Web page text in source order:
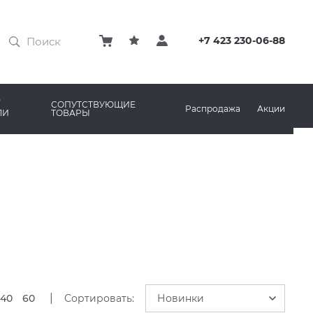
+7 423 230-06-88
MARAZZI
СОПУТСТВУЮЩИЕ
ТОВАРЫ
КЛЕЙ
СИСТЕМА ВЫРАВНИВАНИЯ
Распродажа Акции
40 60 Сортировать: Новинки